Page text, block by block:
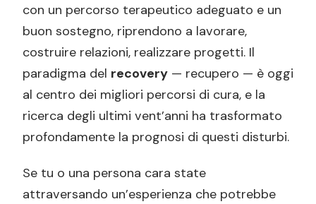
con un percorso terapeutico adeguato e un
buon sostegno, riprendono a lavorare,
costruire relazioni, realizzare progetti. Il
paradigma del recovery — recupero — è oggi
al centro dei migliori percorsi di cura, e la
ricerca degli ultimi vent’anni ha trasformato
profondamente la prognosi di questi disturbi.
Se tu o una persona cara state
attraversando un’esperienza che potrebbe